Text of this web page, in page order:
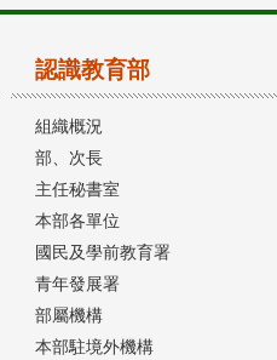
認識教育部
組織概況
部、次長
主任秘書室
本部各單位
國民及學前教育署
青年發展署
部屬機構
本部駐境外機構